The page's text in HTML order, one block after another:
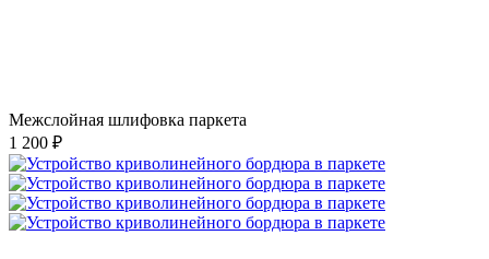
Межслойная шлифовка паркета
1 200 ₽